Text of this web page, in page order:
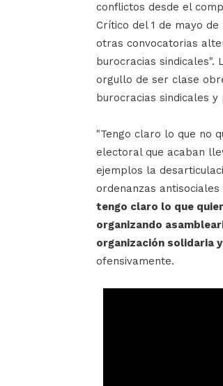
conflictos desde el
Crítico del 1 de mayo
otras convocatorias
burocracias sindicales".
orgullo de ser clase
burocracias sindicales
"Tengo claro lo que no
electoral que acaban
ejemplos la
ordenanzas
tengo claro lo que
organizando
organización solidaria
ofensivamente.